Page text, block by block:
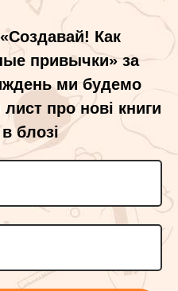
Как
привычки» за
ми будемо
про нові книги
в блозі